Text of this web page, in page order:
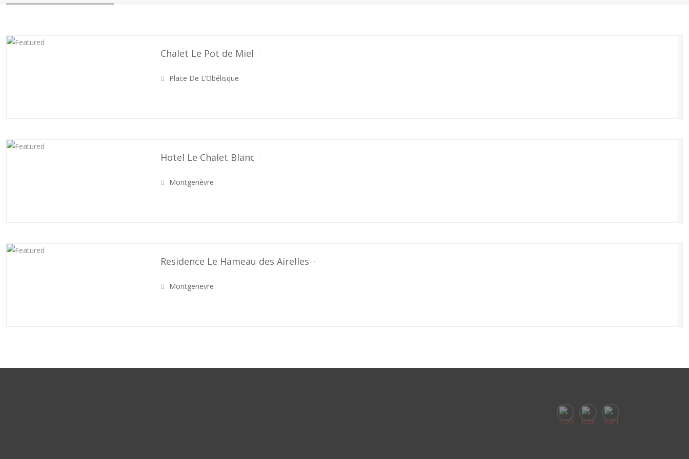
Chalet Le Pot de Miel
Place De L’Obélisque
Hotel Le Chalet Blanc
Montgenèvre
Residence Le Hameau des Airelles
Montgenevre